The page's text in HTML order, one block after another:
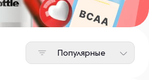
Популярные